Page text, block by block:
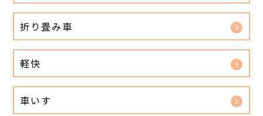
折り畳み車
軽快
車いす